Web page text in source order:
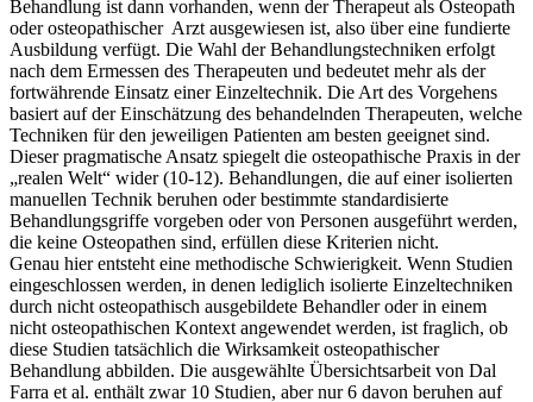
Behandlung ist dann vorhanden, wenn der Therapeut als Osteopath
oder osteopathischer Arzt ausgewiesen ist, also über eine fundierte
Ausbildung verfügt. Die Wahl der Behandlungstechniken erfolgt
nach dem Ermessen des Therapeuten und bedeutet mehr als der
fortwährende Einsatz einer Einzeltechnik. Die Art des Vorgehens
basiert auf der Einschätzung des behandelnden Therapeuten, welche
Techniken für den jeweiligen Patienten am besten geeignet sind.
Dieser pragmatische Ansatz spiegelt die osteopathische Praxis in der
„realen Welt“ wider (10-12). Behandlungen, die auf einer isolierten
manuellen Technik beruhen oder bestimmte standardisierte
Behandlungsgriffe vorgeben oder von Personen ausgeführt werden,
die keine Osteopathen sind, erfüllen diese Kriterien nicht.
Genau hier entsteht eine methodische Schwierigkeit. Wenn Studien
eingeschlossen werden, in denen lediglich isolierte Einzeltechniken
durch nicht osteopathisch ausgebildete Behandler oder in einem
nicht osteopathischen Kontext angewendet werden, ist fraglich, ob
diese Studien tatsächlich die Wirksamkeit osteopathischer
Behandlung abbilden. Die ausgewählte Übersichtsarbeit von Dal
Farra et al. enthält zwar 10 Studien, aber nur 6 davon beruhen auf